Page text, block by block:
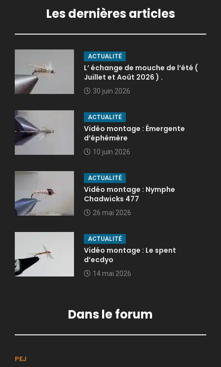
Les dernières articles
ACTUALITÉ
L’ échange de mouche de l’été (
Juillet et Août 2026 ) .
30 juin 2026
ACTUALITÉ
Vidéo montage : Émergente
d’éphémère
10 juin 2026
ACTUALITÉ
Vidéo montage : Nymphe
Chadwicks 477
26 mai 2026
ACTUALITÉ
Vidéo montage : Le spent
d’ecdyo
14 mai 2026
Dans le forum
PEJ